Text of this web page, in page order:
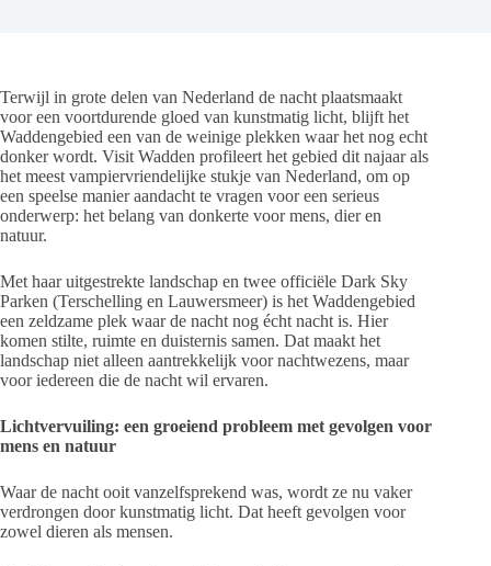
Terwijl in grote delen van Nederland de nacht plaatsmaakt
voor een voortdurende gloed van kunstmatig licht, blijft het
Waddengebied een van de weinige plekken waar het nog echt
donker wordt. Visit Wadden profileert het gebied dit najaar als
het meest vampiervriendelijke stukje van Nederland, om op
een speelse manier aandacht te vragen voor een serieus
onderwerp: het belang van donkerte voor mens, dier en
natuur.
Met haar uitgestrekte landschap en twee officiële Dark Sky
Parken (Terschelling en Lauwersmeer) is het Waddengebied
een zeldzame plek waar de nacht nog écht nacht is. Hier
komen stilte, ruimte en duisternis samen. Dat maakt het
landschap niet alleen aantrekkelijk voor nachtwezens, maar
voor iedereen die de nacht wil ervaren.
Lichtvervuiling: een groeiend probleem met gevolgen voor
mens en natuur
Waar de nacht ooit vanzelfsprekend was, wordt ze nu vaker
verdrongen door kunstmatig licht. Dat heeft gevolgen voor
zowel dieren als mensen.